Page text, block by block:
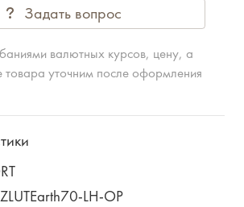
Задать вопрос
валютных курсов, цену, а
товара уточним после оформления
LH-OP